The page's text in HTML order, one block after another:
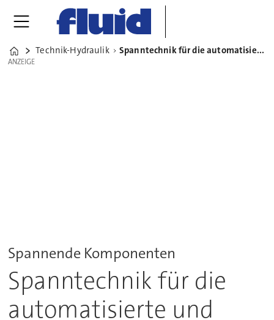
Home
Technik-Hydraulik Spanntechnik für die automatisierte und vernetzte Fertigung
ANZEIGE
ANZEIGE
Spannende Komponenten
Spanntechnik für die
automatisierte und